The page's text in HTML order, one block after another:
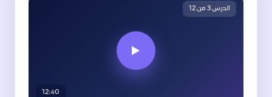
الدرس 3 من 12
12:40